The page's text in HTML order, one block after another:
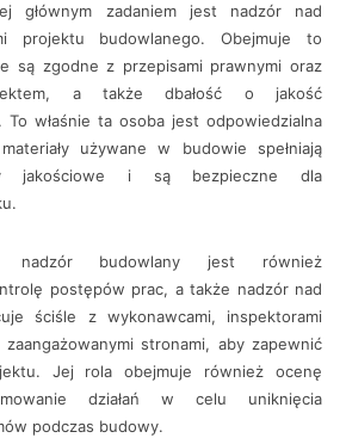
głównym zadaniem jest nadzór nad
projektu budowlanego. Obejmuje to
są zgodne z przepisami prawnymi oraz
a także dbałość o jakość
właśnie ta osoba jest odpowiedzialna
używane w budowie spełniają
jakościowe i są bezpieczne dla
nadzór budowlany jest również
postępów prac, a także nadzór nad
ściśle z wykonawcami, inspektorami
stronami, aby zapewnić
Jej rola obejmuje również ocenę
działań w celu uniknięcia
podczas budowy.